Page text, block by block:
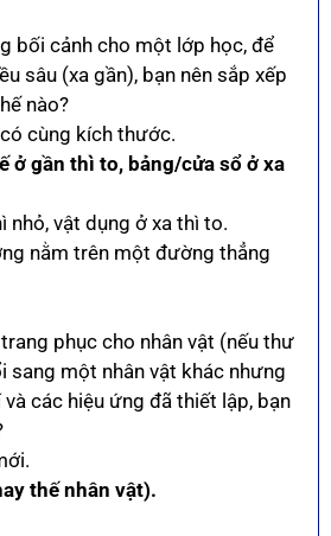
bối cảnh cho một lớp học, để
sâu (xa gần), bạn nên sắp xếp
nào?
cùng kích thước.
ở gần thì to, bảng/cửa sổ ở xa
nhỏ, vật dụng ở xa thì to.
nằm trên một đường thẳng
phục cho nhân vật (nếu thư
sang một nhân vật khác nhưng
các hiệu ứng đã thiết lập, bạn
thế nhân vật).